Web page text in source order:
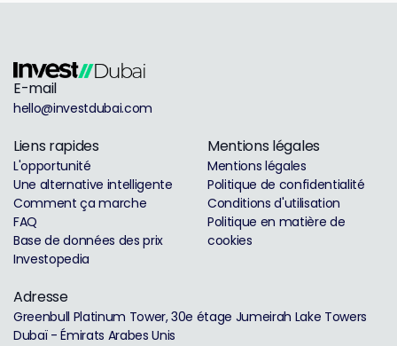
E-mail
hello@investdubai.com
Liens rapides
L'opportunité
Une alternative intelligente
Comment ça marche
FAQ
Base de données des prix
Investopedia
Mentions légales
Mentions légales
Politique de confidentialité
Conditions d'utilisation
Politique en matière de
cookies
Adresse
Greenbull Platinum Tower, 30e étage Jumeirah Lake Towers
Dubaï - Émirats Arabes Unis